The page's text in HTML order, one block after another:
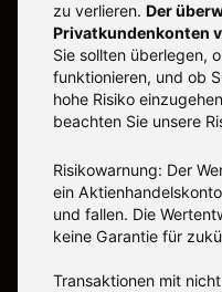
zu verlieren. Der
Privatkundenkonten
Sie sollten überlegen,
funktionieren, und ob
hohe Risiko
beachten Sie unsere
Risikowarnung: Der
ein
und fallen. Die
keine Garantie für
Transaktionen mit